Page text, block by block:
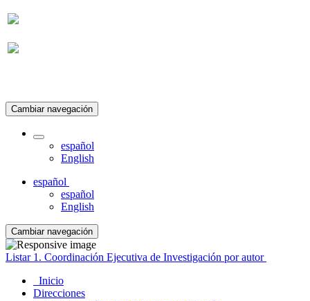
Cambiar navegación
español
English
español
español
English
Cambiar navegación
Listar 1. Coordinación Ejecutiva de Investigación por autor
Inicio
Direcciones